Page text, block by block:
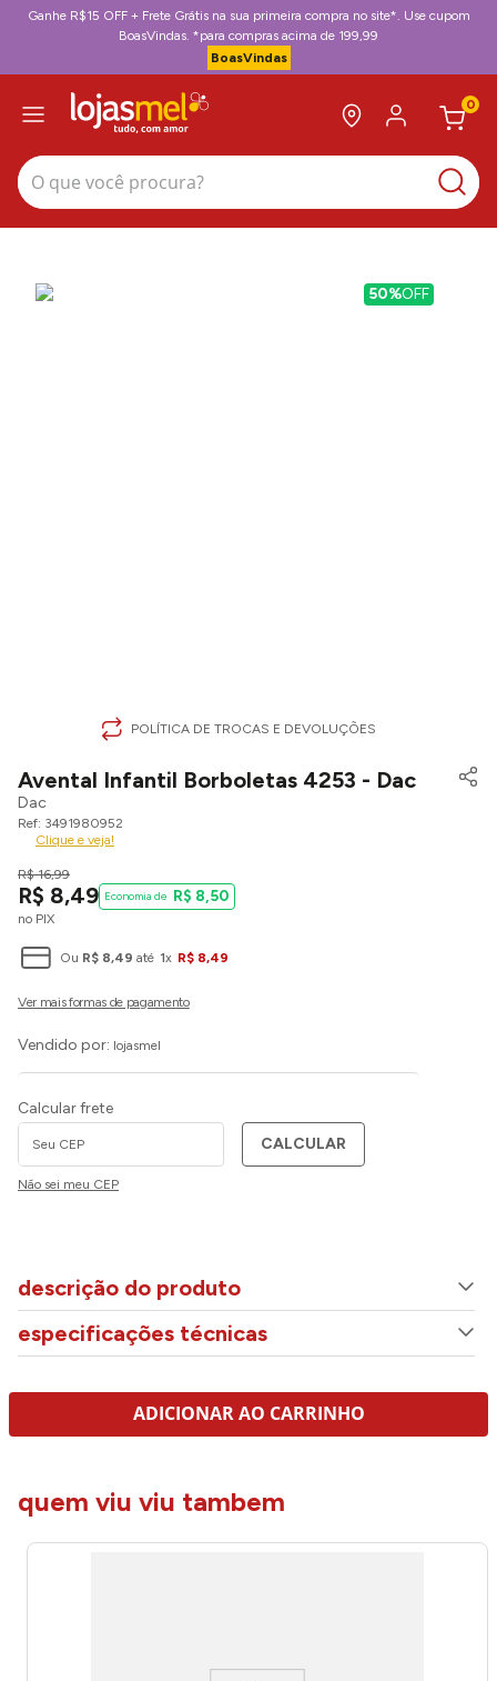
Ganhe R$15 OFF + Frete Grátis na sua primeira compra no site*. Use cupom
BoasVindas. *para compras acima de 199,99
BoasVindas
0
O que você procura?
50%OFF
POLÍTICA DE TROCAS E DEVOLUÇÕES
Avental Infantil Borboletas 4253 - Dac
Dac
3491980952
Clique e veja!
R$ 16,99
R$ 8,49
no PIX
R$ 8,50
Ou R$ 8,49 até 1x R$ 8,49
Vendido por: lojasmel
Calcular frete
CALCULAR
Não sei meu CEP
descrição do produto
especificações técnicas
ADICIONAR AO CARRINHO
quem viu viu tambem